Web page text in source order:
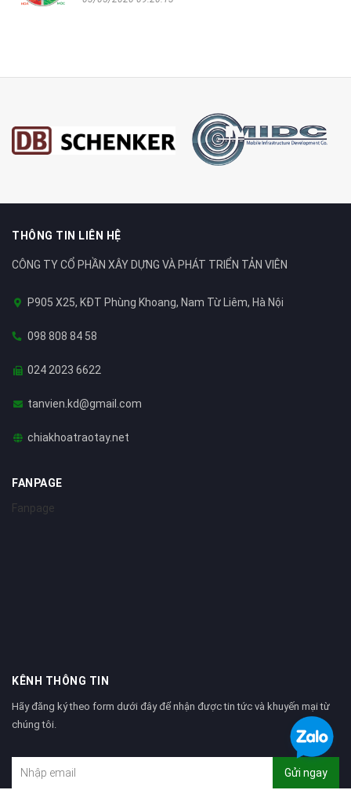
THÔNG TIN LIÊN HỆ
CÔNG TY CỔ PHẦN XÂY DỰNG VÀ PHÁT TRIỂN TẢN VIÊN
P905 X25, KĐT Phùng Khoang, Nam Từ Liêm, Hà Nội
098 808 84 58
024 2023 6622
tanvien.kd@gmail.com
chiakhoatraotay.net
FANPAGE
Fanpage
KÊNH THÔNG TIN
Hãy đăng ký theo form dưới đây để nhận được tin tức và khuyến mại từ
chúng tôi.
Gửi ngay